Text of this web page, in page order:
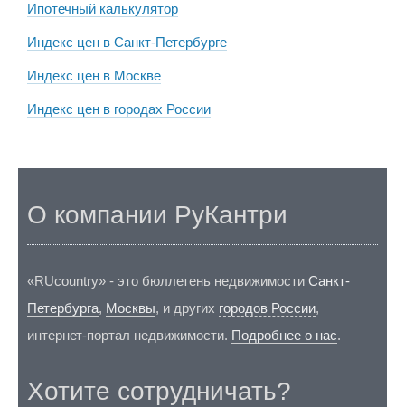
Ипотечный калькулятор
Индекс цен в Санкт-Петербурге
Индекс цен в Москве
Индекс цен в городах России
О компании РуКантри
«RUcountry» - это бюллетень недвижимости Санкт-
Петербурга, Москвы, и других городов России,
интернет-портал недвижимости. Подробнее о нас.
Хотите сотрудничать?